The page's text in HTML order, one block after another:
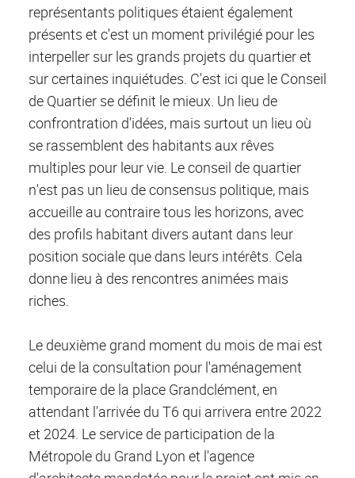
représentants politiques étaient également
présents et c'est un moment privilégié pour les
interpeller sur les grands projets du quartier et
sur certaines inquiétudes. C'est ici que le Conseil
de Quartier se définit le mieux. Un lieu de
confrontration d'idées, mais surtout un lieu où
se rassemblent des habitants aux rêves
multiples pour leur vie. Le conseil de quartier
n'est pas un lieu de consensus politique, mais
accueille au contraire tous les horizons, avec
des profils habitant divers autant dans leur
position sociale que dans leurs intérêts. Cela
donne lieu à des rencontres animées mais
riches.
Le deuxième grand moment du mois de mai est
celui de la consultation pour l'aménagement
temporaire de la place Grandclément, en
attendant l'arrivée du T6 qui arrivera entre 2022
et 2024. Le service de participation de la
Métropole du Grand Lyon et l'agence